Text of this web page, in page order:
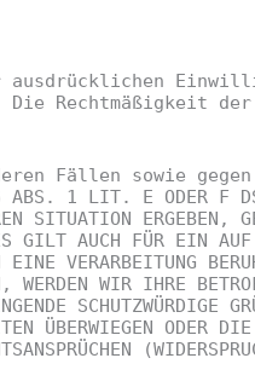
Rechtmäßigkeit
Fällen sowie
6 ABS. 1 LIT. E ODER F
SITUATION ERGEBEN,
GILT AUCH FÜR EIN
VERARBEITUNG
WIR IHRE
SCHUTZWÜRDIGE
ÜBERWIEGEN ODER